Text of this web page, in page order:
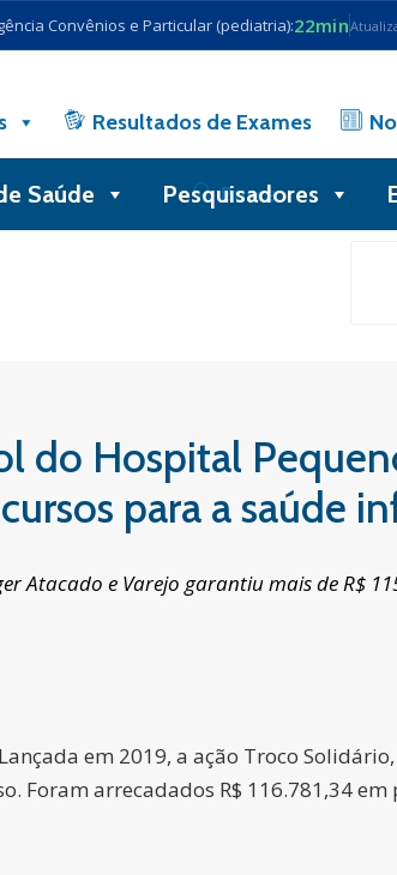
Convênios e Particular (pediatria):22min
Resultados de Exames
Busca
Saúde Pesquisadores
do Hospital
para a saúde
Atacado e Varejo garantiu mais de R$
Lançada em 2019, a ação Troco
Foram arrecadados R$ 116.781,34